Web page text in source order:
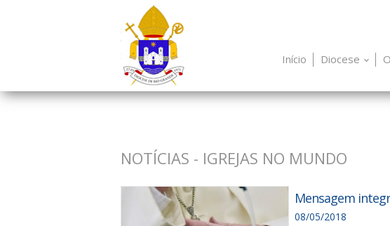
Início Diocese
NOTÍCIAS - IGREJAS NO MUNDO
Mensagem
08/05/2018